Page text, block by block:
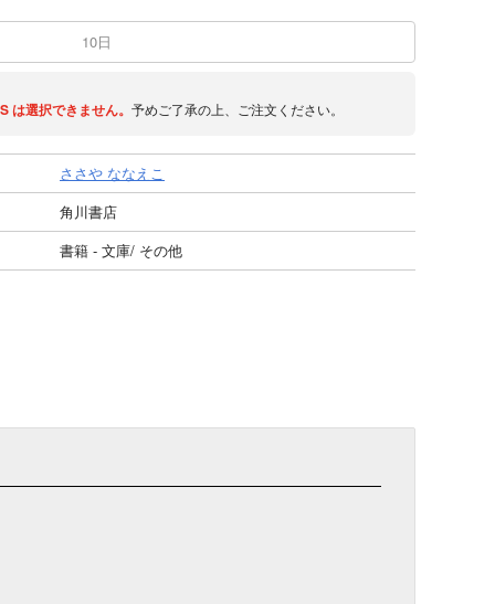
10日
は選択できません。 予めご了承の上、ご注文ください。
ささや ななえこ
角川書店
書籍 - 文庫/ その他